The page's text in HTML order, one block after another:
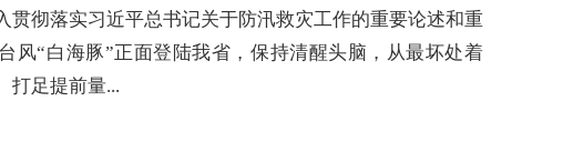
对13号台风“白海豚”工作部署会
贯彻落实习近平总书记关于防汛救灾工作的重要论述和重
风“白海豚”正面登陆我省，保持清醒头脑，从最坏处着
打足提前量...